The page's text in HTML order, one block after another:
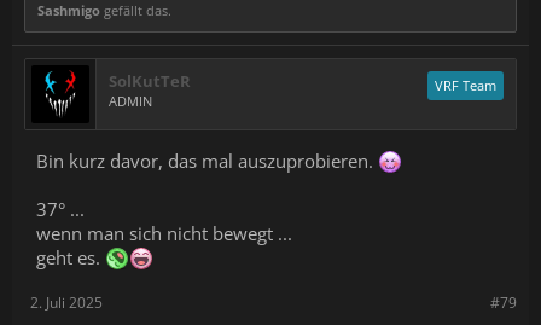
Sashmigo gefällt das.
SolKutTeR
ADMIN
VRF Team
Bin kurz davor, das mal auszuprobieren.
37° ...
wenn man sich nicht bewegt ...
geht es.
#79
2. Juli 2025